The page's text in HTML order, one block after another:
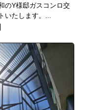
のY様邸ガスコンロ交
いたします。...